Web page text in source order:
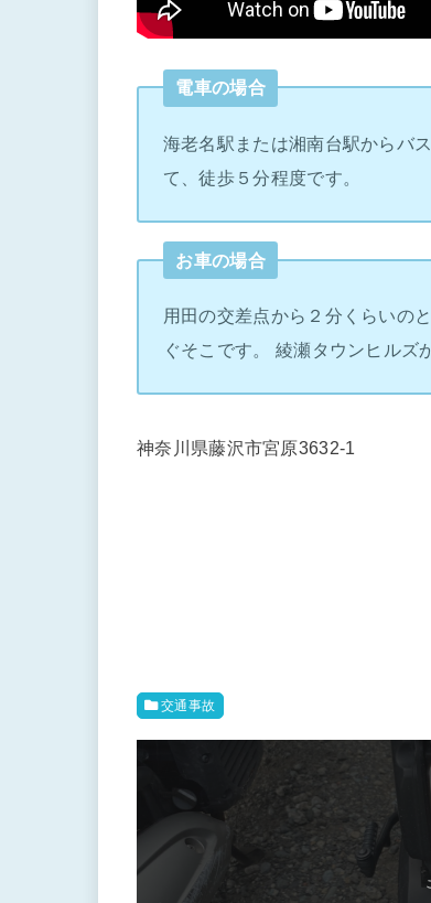
電車の場合
海老名駅または湘南台駅からバ
て、徒歩５分程度です。
お車の場合
用田の交差点から２分くらいの
ぐそこです。 綾瀬タウンヒルズ
神奈川県藤沢市宮原3632-1
交通事故